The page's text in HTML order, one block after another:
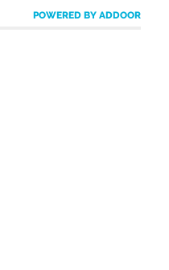
POWERED BY ADDOOR